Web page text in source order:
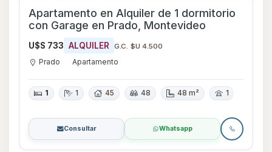
Apartamento en Alquiler de 1 dormitorio
con Garage en Prado, Montevideo
U$S 733 ALQUILER G.C. $U 4.500
Prado Apartamento
1 1 45 48 48 m² 1
Consultar Whatsapp